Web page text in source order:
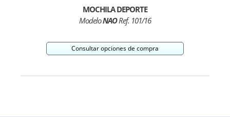
MOCHILA DEPORTE
ModeloNAORef. 101/16
Consultar opciones de compra